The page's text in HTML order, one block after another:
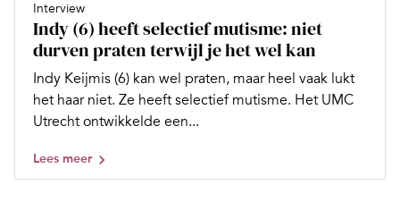
Interview
Indy (6) heeft selectief mutisme: niet
durven praten terwijl je het wel kan
Indy Keijmis (6) kan wel praten, maar heel vaak lukt
het haar niet. Ze heeft selectief mutisme. Het UMC
Utrecht ontwikkelde een...
Lees meer